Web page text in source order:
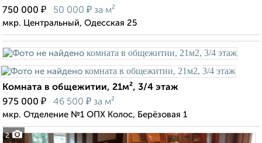
750 000 ₽ 50 000 ₽ за м²
мкр. Центральный, Одесская 25
2
Комната в общежитии, 21м², 3/4 этаж
975 000 ₽ 46 500 ₽ за м²
мкр. Отделение №1 ОПХ Колос, Берёзовая 1